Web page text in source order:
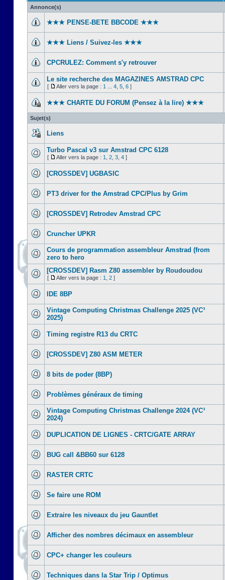
Annonce(s)
★★★ PENSE-BETE BBCODE ★★★
★★★ Liens / Suivez-les ★★★
CPCRULEZ: Comment s'y retrouver‎
Le site recherche des MAGAZINES AMSTRAD CPC
[ Aller vers la page : 1 4 5 6 ]
★★★ CHARTE DU FORUM (Pensez à la lire) ★★★
Sujet(s)
Liens
Turbo Pascal v3 sur Amstrad CPC 6128
[ Aller vers la page : 1 2 3 4 ]
[CROSSDEV] UGBASIC
PT3 driver for the Amstrad CPC/Plus by Grim
[CROSSDEV] Retrodev Amstrad CPC
Cruncher UPKR
Cours de programmation assembleur Amstrad (from
zero to hero
[CROSSDEV] Rasm Z80 assembler by Roudoudou
[ Aller vers la page : 1 2 ]
IDE 8BP
Vintage Computing Christmas Challenge 2025 (VC³
2025)
Timing registre R13 du CRTC
[CROSSDEV] Z80 ASM METER
8 bits de poder (8BP)
Problèmes généraux de timing
Vintage Computing Christmas Challenge 2024 (VC³
2024)
DUPLICATION DE LIGNES - CRTC/GATE ARRAY
BUG call &BB60 sur 6128
RASTER CRTC
Se faire une ROM
Extraire les niveaux du jeu Gauntlet
Afficher des nombres décimaux en assembleur
CPC+ changer les couleurs
Techniques dans la Star Trip / Optimus